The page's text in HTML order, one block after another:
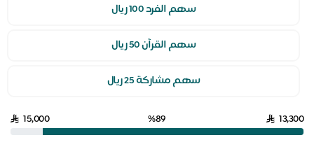
سهم الفرد 100 ريال
سهم القرآن 50 ريال
سهم مشاركة 25 ريال
13,300
%89
15,000